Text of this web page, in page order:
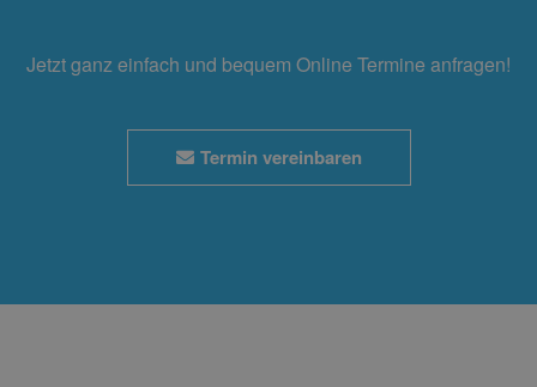
Jetzt ganz einfach und bequem Online Termine anfragen!
Termin vereinbaren